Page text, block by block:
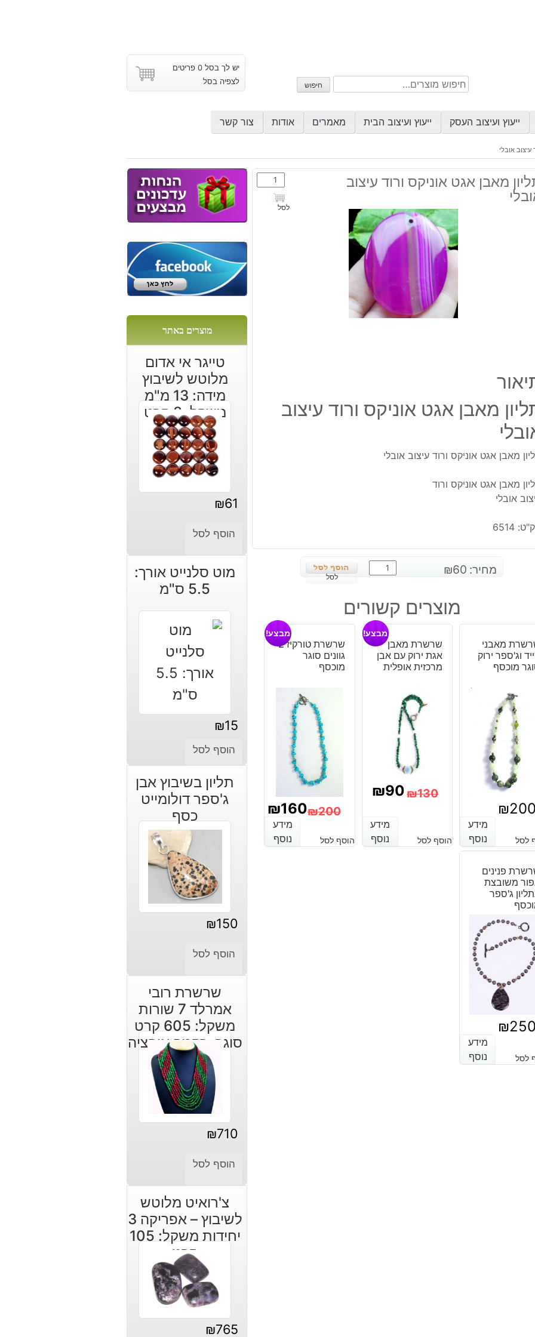
חיפוש
עבור:
חיפוש
יש לך בסל 0 פריטים
לצפיה בסל
ייעוץ ועיצוב העסק ייעוץ ועיצוב הבית מאמרים אודות צור קשר
עיצוב אובלי
מאבן אגט אוניקס ורוד עיצוב
כמות
של
תליון
לסל
מאבן אגט אוניקס ורוד עיצוב
מאבן אגט אוניקס ורוד עיצוב אובלי
מאבן אגט אוניקס ורוד
אובלי
6514
מחיר: ₪60
כמות
של
מאבן
אגט
אוניקס
ורוד
עיצוב
לסל
מוצרים קשורים
מאבני
וג'ספר ירוק
מוכסף
₪200
מידע
נוסף
לסל
מידע
נוסף
שרשרת מאבן
אגת ירוק עם אבן
מרכזית אופלית
מבצע!
₪130
₪90
מידע
נוסף
הוסף לסל
מידע
נוסף
שרשרת טורקיז 2
גוונים סוגר
מוכסף
מבצע!
₪200
המקורי
₪160
הנוכחי
מידע
נוסף
הוסף לסל
מידע
נוסף
פנינים
משובצת
ג'ספר
₪250
מידע
נוסף
לסל
מידע
נוסף
מוצרים באתר
טייגר אי אדום
מלוטש לשיבוץ
מידה: 13 מ"מ
משקל: 8 קרט
₪61
הוסף לסל
מוט סלנייט אורך:
5.5 ס"מ
₪15
הוסף לסל
תליון בשיבוץ אבן
ג'ספר דולומייט
כסף
₪150
הוסף לסל
שרשרת רובי
אמרלד 7 שורות
משקל: 605 קרט
סוגר: רקמה אופציה
קצר או ארוך
₪710
הוסף לסל
צ'רואיט מלוטש
לשיבוץ – אפריקה 3
יחידות משקל: 105
קרט
₪765